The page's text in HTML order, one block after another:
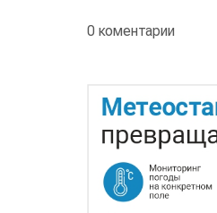
0 коментарии